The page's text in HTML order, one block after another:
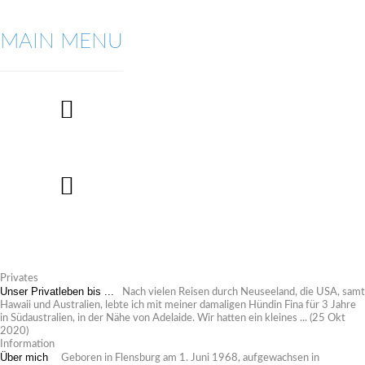
MAIN MENU
Privates
Unser Privatleben bis ...
Nach vielen Reisen durch Neuseeland, die USA, samt
Hawaii und Australien, lebte ich mit meiner damaligen Hündin Fina für 3 Jahre
in Südaustralien, in der Nähe von Adelaide. Wir hatten ein kleines ... (25 Okt
2020)
Information
Über mich
Geboren in Flensburg am 1. Juni 1968, aufgewachsen in